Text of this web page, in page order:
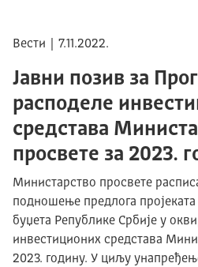
Вести | 7.11.2022.
Јавни позив за
расподеле
средстава
просвете за 2023.
Министарство просвете
подношење предлога пројеката
буџета Републике Србије у
инвестиционих средстава
2023. годину. У циљу